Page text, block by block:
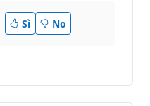
Sì No